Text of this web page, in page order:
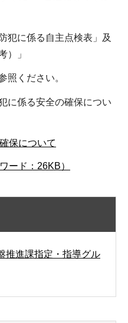
犯に係る自主点検表」及
）」
照ください。
に係る安全の確保につい
保について
ワード：26KB）
推進課指定・指導グル